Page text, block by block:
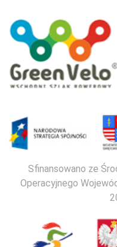
Sfinansowano ze
Operacyjnego